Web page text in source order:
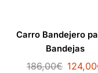
Carro Bandejero
Bandejas
186,00€ 124,00